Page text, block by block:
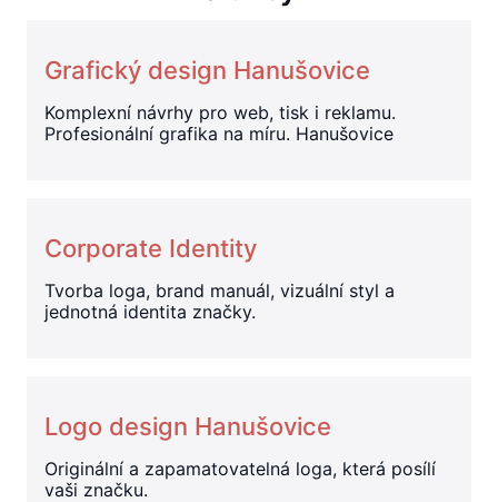
Grafický design Hanušovice
Komplexní návrhy pro web, tisk i reklamu.
Profesionální grafika na míru. Hanušovice
Corporate Identity
Tvorba loga, brand manuál, vizuální styl a
jednotná identita značky.
Logo design Hanušovice
Originální a zapamatovatelná loga, která posílí
vaši značku.